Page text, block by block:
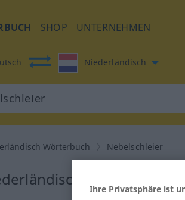
SHOP UNTERNEHMEN
Niederländisch
Wörterbuch Nebelschleier
Übersetzung
Ihre Privatsphäre ist